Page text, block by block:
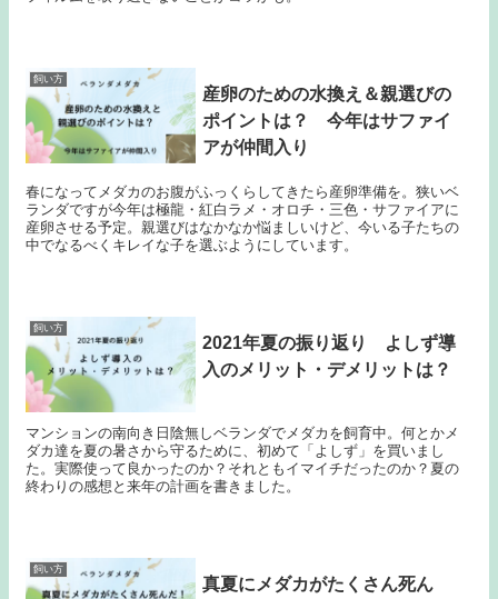
飼い方
産卵のための水換え＆親選びの
ポイントは？ 今年はサファイ
アが仲間入り
春になってメダカのお腹がふっくらしてきたら産卵準備を。狭いベ
ランダですが今年は極龍・紅白ラメ・オロチ・三色・サファイアに
産卵させる予定。親選びはなかなか悩ましいけど、今いる子たちの
中でなるべくキレイな子を選ぶようにしています。
飼い方
2021年夏の振り返り よしず導
入のメリット・デメリットは？
マンションの南向き日陰無しベランダでメダカを飼育中。何とかメ
ダカ達を夏の暑さから守るために、初めて「よしず」を買いまし
た。実際使って良かったのか？それともイマイチだったのか？夏の
終わりの感想と来年の計画を書きました。
飼い方
真夏にメダカがたくさん死ん